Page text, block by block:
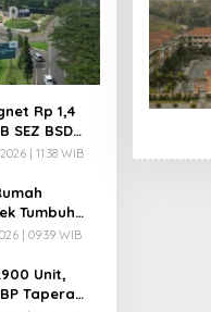
Rp 1,4
SEZ BSD
| 11:38 WIB
Tumbuh
| 09:39 WIB
Unit,
Tapera